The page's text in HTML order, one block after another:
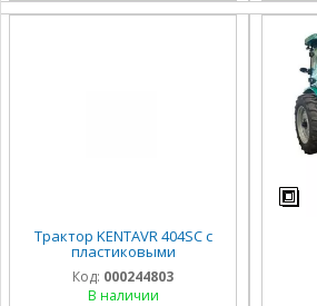
Трактор KENTAVR 404SC с
пластиковыми
органайзерами
Код: 000244803
В наличии